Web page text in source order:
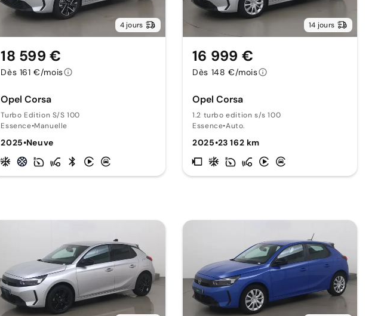
4 jours
Opel Corsa
Turbo Edition S/S 100
Essence•Manuelle
2025•Neuve
18 599 €
Dès 161 €/mois
14 jours
Opel Corsa
1.2 turbo edition s/s 100
Essence•Auto.
2025•23 162 km
16 999 €
Dès 148 €/mois